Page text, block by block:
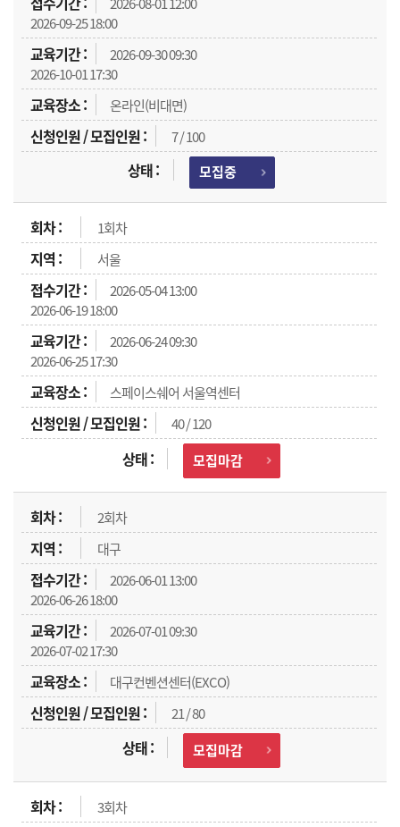
2026-09-25 18:00
2026-09-30 09:30
2026-10-01 17:30
온라인(비대면)
7 / 100
모집중
1회차
서울
2026-05-04 13:00
2026-06-19 18:00
2026-06-24 09:30
2026-06-25 17:30
스페이스쉐어 서울역센터
40 / 120
모집마감
2회차
대구
2026-06-01 13:00
2026-06-26 18:00
2026-07-01 09:30
2026-07-02 17:30
대구컨벤션센터(EXCO)
21 / 80
모집마감
3회차